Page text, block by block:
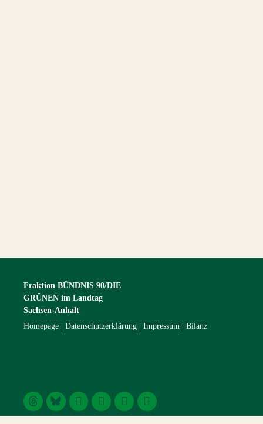
Fraktion BÜNDNIS 90/DIE
GRÜNEN im Landtag
Sachsen-Anhalt
Homepage
Datenschutzerklärung Impressum Bilanz